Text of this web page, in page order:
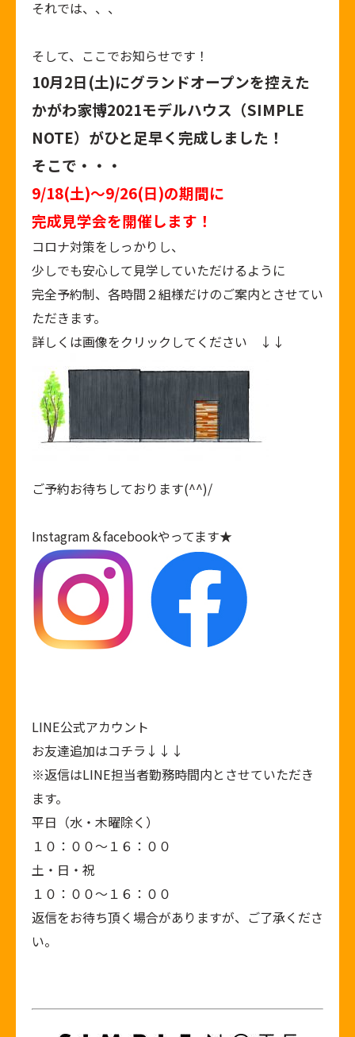
それでは、、、
そして、ここでお知らせです！
10月2日(土)にグランドオープンを控えた
かがわ家博2021モデルハウス（SIMPLE
NOTE）がひと足早く完成しました！
そこで・・・
9/18(土)～9/26(日)の期間に
完成見学会を開催します！
コロナ対策をしっかりし、
少しでも安心して見学していただけるように
完全予約制、各時間２組様だけのご案内とさせてい
ただきます。
詳しくは画像をクリックしてください ↓↓
ご予約お待ちしております(^^)/
Instagram＆facebookやってます★
LINE公式アカウント
お友達追加はコチラ↓↓↓
※返信はLINE担当者勤務時間内とさせていただき
ます。
平日（水・木曜除く）
１０：００～１６：００
土・日・祝
１０：００～１６：００
返信をお待ち頂く場合がありますが、ご了承くださ
い。